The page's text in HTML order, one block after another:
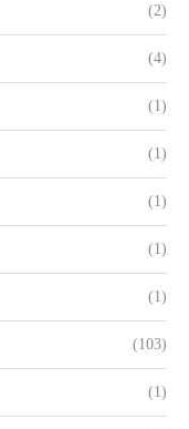
(2)
(4)
(1)
(1)
(1)
(1)
(1)
(103)
(1)